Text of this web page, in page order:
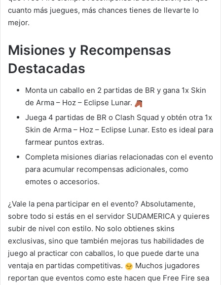
cuanto más juegues, más chances tienes de llevarte lo
mejor.
Misiones y Recompensas
Destacadas
Monta un caballo en 2 partidas de BR y gana 1x Skin
de Arma – Hoz – Eclipse Lunar.
Juega 4 partidas de BR o Clash Squad y obtén otra 1x
Skin de Arma – Hoz – Eclipse Lunar. Esto es ideal para
farmear puntos extras.
Completa misiones diarias relacionadas con el evento
para acumular recompensas adicionales, como
emotes o accesorios.
¿Vale la pena participar en el evento? Absolutamente,
sobre todo si estás en el servidor SUDAMERICA y quieres
subir de nivel con estilo. No solo obtienes skins
exclusivas, sino que también mejoras tus habilidades de
juego al practicar con caballos, lo que puede darte una
ventaja en partidas competitivas.
Muchos jugadores
reportan que eventos como este hacen que Free Fire sea